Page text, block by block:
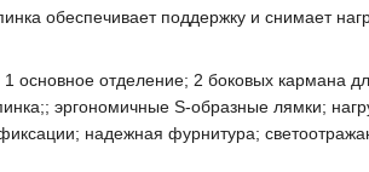
обеспечивает поддержку и снимает
основное отделение; 2 боковых кармана
эргономичные S-образные лямки;
надежная фурнитура;